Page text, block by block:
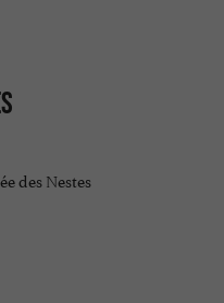
des Nestes